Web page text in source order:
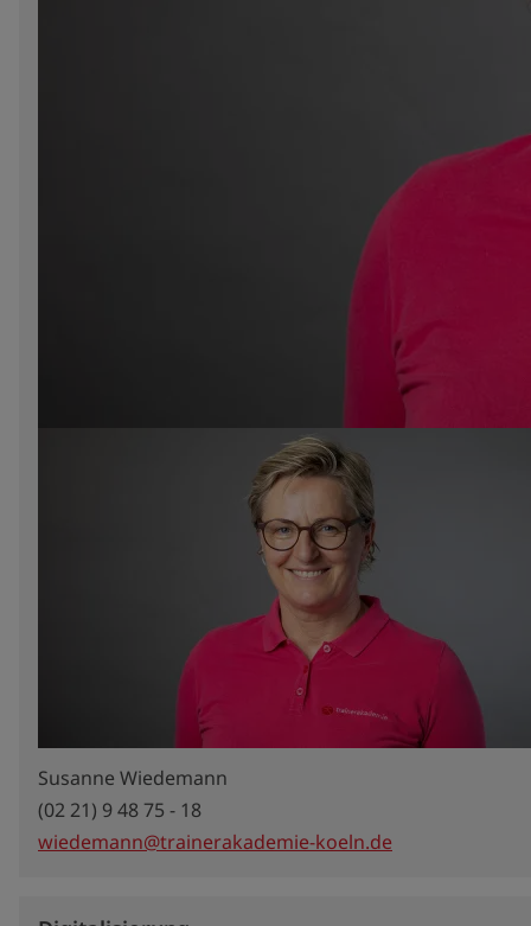
Susanne Wiedemann
(02 21) 9 48 75 - 18
wiedemann@trainerakademie-koeln.de